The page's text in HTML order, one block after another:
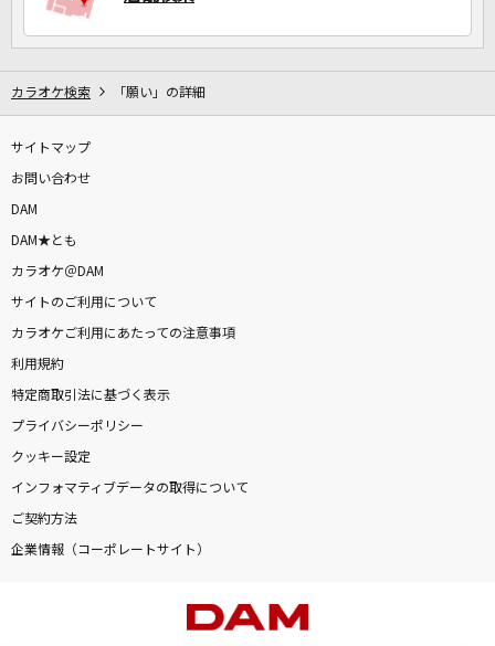
カラオケ検索 「願い」の詳細
サイトマップ
お問い合わせ
DAM
DAM★とも
カラオケ＠DAM
サイトのご利用について
カラオケご利用にあたっての注意事項
利用規約
特定商取引法に基づく表示
プライバシーポリシー
クッキー設定
インフォマティブデータの取得について
ご契約方法
企業情報（コーポレートサイト）